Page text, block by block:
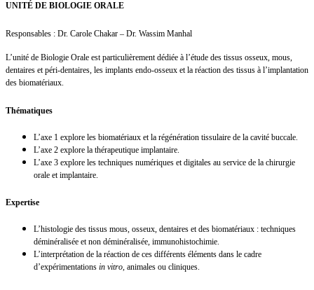
UNITÉ DE BIOLOGIE ORALE
Responsables : Dr. Carole Chakar – Dr. Wassim Manhal
L’unité de Biologie Orale est particulièrement dédiée à l’étude des tissus osseux, mous,
dentaires et péri-dentaires, les implants endo-osseux et la réaction des tissus à l’implantation
des biomatériaux.
Thématiques
L’axe 1 explore les biomatériaux et la régénération tissulaire de la cavité buccale.
L’axe 2 explore la thérapeutique implantaire.
L’axe 3 explore les techniques numériques et digitales au service de la chirurgie
orale et implantaire.
Expertise
L’histologie des tissus mous, osseux, dentaires et des biomatériaux : techniques
déminéralisée et non déminéralisée, immunohistochimie.
L’interprétation de la réaction de ces différents éléments dans le cadre
d’expérimentations in vitro, animales ou cliniques.